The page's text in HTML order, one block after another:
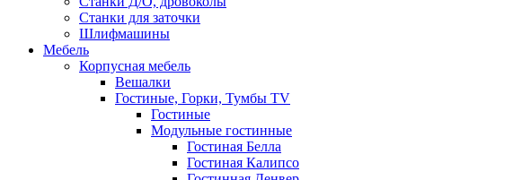
Станки для заточки
Шлифмашины
Мебель
Корпусная мебель
Вешалки
Гостиные, Горки, Тумбы TV
Гостиные
Модульные гостинные
Гостиная Белла
Гостиная Калипсо